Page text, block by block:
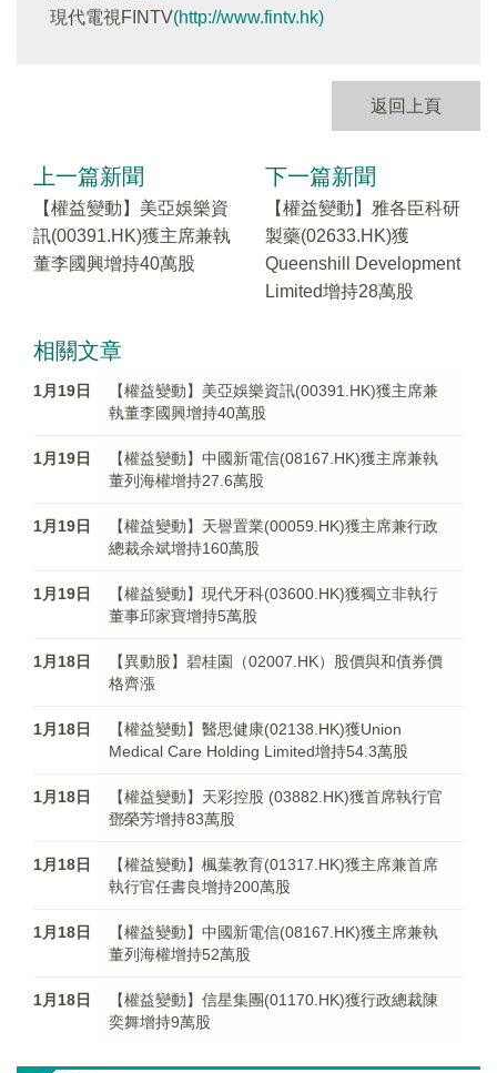
現代電視FINTV(http://www.fintv.hk)
返回上頁
上一篇新聞
【權益變動】美亞娛樂資
訊(00391.HK)獲主席兼執
董李國興增持40萬股
下一篇新聞
【權益變動】雅各臣科研
製藥(02633.HK)獲
Queenshill Development
Limited增持28萬股
相關文章
1月19日
【權益變動】美亞娛樂資訊(00391.HK)獲主席兼
執董李國興增持40萬股
1月19日
【權益變動】中國新電信(08167.HK)獲主席兼執
董列海權增持27.6萬股
1月19日
【權益變動】天譽置業(00059.HK)獲主席兼行政
總裁余斌增持160萬股
1月19日
【權益變動】現代牙科(03600.HK)獲獨立非執行
董事邱家寶增持5萬股
1月18日
【異動股】碧桂園（02007.HK）股價與和債券價
格齊漲
1月18日
【權益變動】醫思健康(02138.HK)獲Union
Medical Care Holding Limited增持54.3萬股
1月18日
【權益變動】天彩控股 (03882.HK)獲首席執行官
鄧榮芳增持83萬股
1月18日
【權益變動】楓葉教育(01317.HK)獲主席兼首席
執行官任書良增持200萬股
1月18日
【權益變動】中國新電信(08167.HK)獲主席兼執
董列海權增持52萬股
1月18日
【權益變動】信星集團(01170.HK)獲行政總裁陳
奕舞增持9萬股